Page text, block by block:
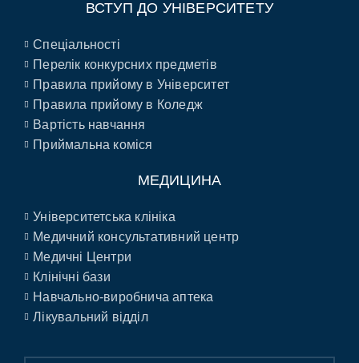
ВСТУП ДО УНІВЕРСИТЕТУ
Спеціальності
Перелік конкурсних предметів
Правила прийому в Університет
Правила прийому в Коледж
Вартість навчання
Приймальна коміся
МЕДИЦИНА
Університетська клініка
Медичний консультативний центр
Медичні Центри
Клінічні бази
Навчально-виробнича аптека
Лікувальний відділ